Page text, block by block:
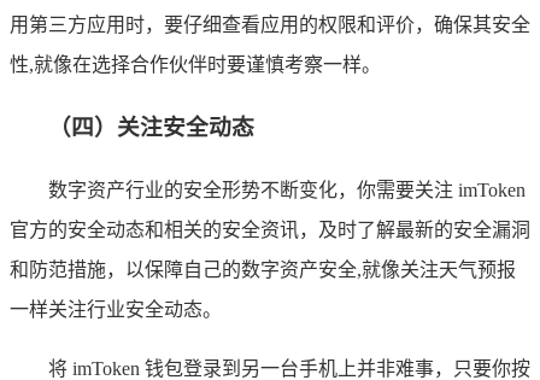
用第三方应用时，要仔细查看应用的权限和评价，确保其安全
性,就像在选择合作伙伴时要谨慎考察一样。
（四）关注安全动态
数字资产行业的安全形势不断变化，你需要关注 imToken
官方的安全动态和相关的安全资讯，及时了解最新的安全漏洞
和防范措施，以保障自己的数字资产安全,就像关注天气预报
一样关注行业安全动态。
将 imToken 钱包登录到另一台手机上并非难事，只要你按